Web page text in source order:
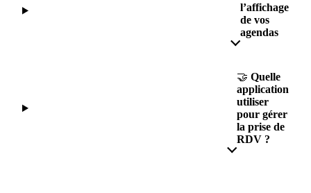
l’affichage
de vos
agendas
🤝 Quelle
application
utiliser
pour gérer
la prise de
RDV ?